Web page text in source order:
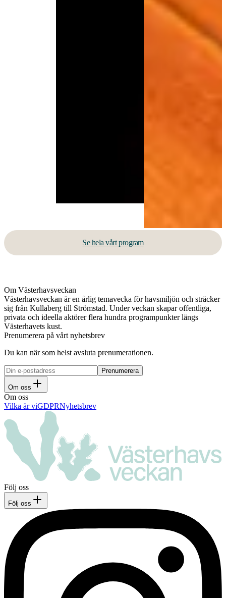
Se hela vårt program
Om Västerhavsveckan
Västerhavsveckan är en årlig temavecka för havsmiljön och sträcker
sig från Kullaberg till Strömstad. Under veckan skapar offentliga,
privata och ideella aktörer flera hundra programpunkter längs
Västerhavets kust.
Prenumerera på vårt nyhetsbrev
Du kan när som helst avsluta prenumerationen.
Om oss
Om oss
Vilka är viGDPRNyhetsbrev
Följ oss
Följ oss